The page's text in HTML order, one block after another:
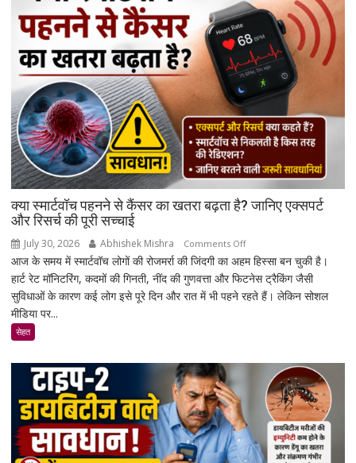
बैंक
कर
सकेंगे
आपका
मोबाइल-
लैपटॉप
लॉक,
1
जनवरी
2027
से
नए
क्या स्मार्टवॉच पहनने से कैंसर का खतरा बढ़ता है? जानिए एक्सपर्ट
और रिसर्च की पूरी सच्चाई
July 30, 2026 Abhishek Mishra Comments Offon
क्या
स्मार्टवॉच
पहनने
खतरा
जानिए
एक्सपर्ट
और
आज के समय में स्मार्टवॉच लोगों की रोजमर्रा की जिंदगी का अहम हिस्सा बन चुकी है।
हार्ट रेट मॉनिटरिंग, कदमों की गिनती, नींद की गुणवत्ता और फिटनेस ट्रैकिंग जैसी
सुविधाओं के कारण कई लोग इसे पूरे दिन और रात में भी पहने रहते हैं। लेकिन सोशल
मीडिया पर...
सेहत